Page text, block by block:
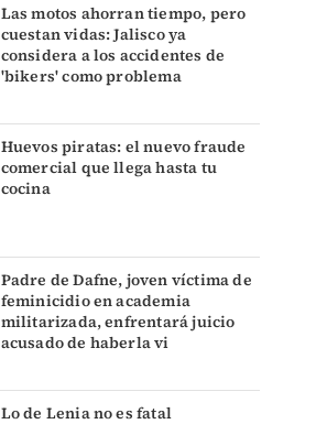
Las motos ahorran tiempo, pero
cuestan vidas: Jalisco ya
considera a los accidentes de
'bikers' como problema
Huevos piratas: el nuevo fraude
comercial que llega hasta tu
cocina
Padre de Dafne, joven víctima de
feminicidio en academia
militarizada, enfrentará juicio
acusado de haberla vi
Lo de Lenia no es fatal